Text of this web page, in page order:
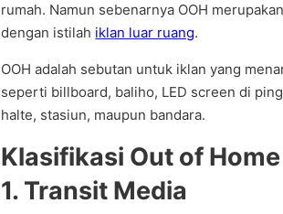
rumah. Namun sebenarnya OOH
dengan istilah iklan luar ruang.
OOH adalah sebutan untuk iklan yang
seperti billboard, baliho, LED screen di
halte, stasiun, maupun bandara.
Klasifikasi Out of
1. Transit Media